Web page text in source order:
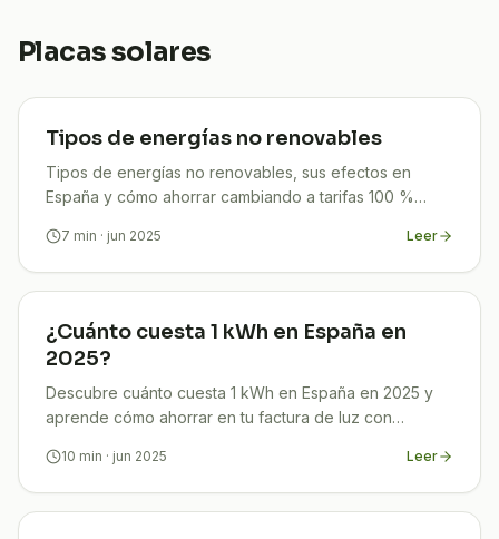
Placas solares
Tipos de energías no renovables
Tipos de energías no renovables, sus efectos en
España y cómo ahorrar cambiando a tarifas 100 %
7 min · jun 2025 Leer
¿Cuánto cuesta 1 kWh en España en
2025?
Descubre cuánto cuesta 1 kWh en España en 2025 y
aprende cómo ahorrar en tu factura de luz con
10 min · jun 2025 Leer